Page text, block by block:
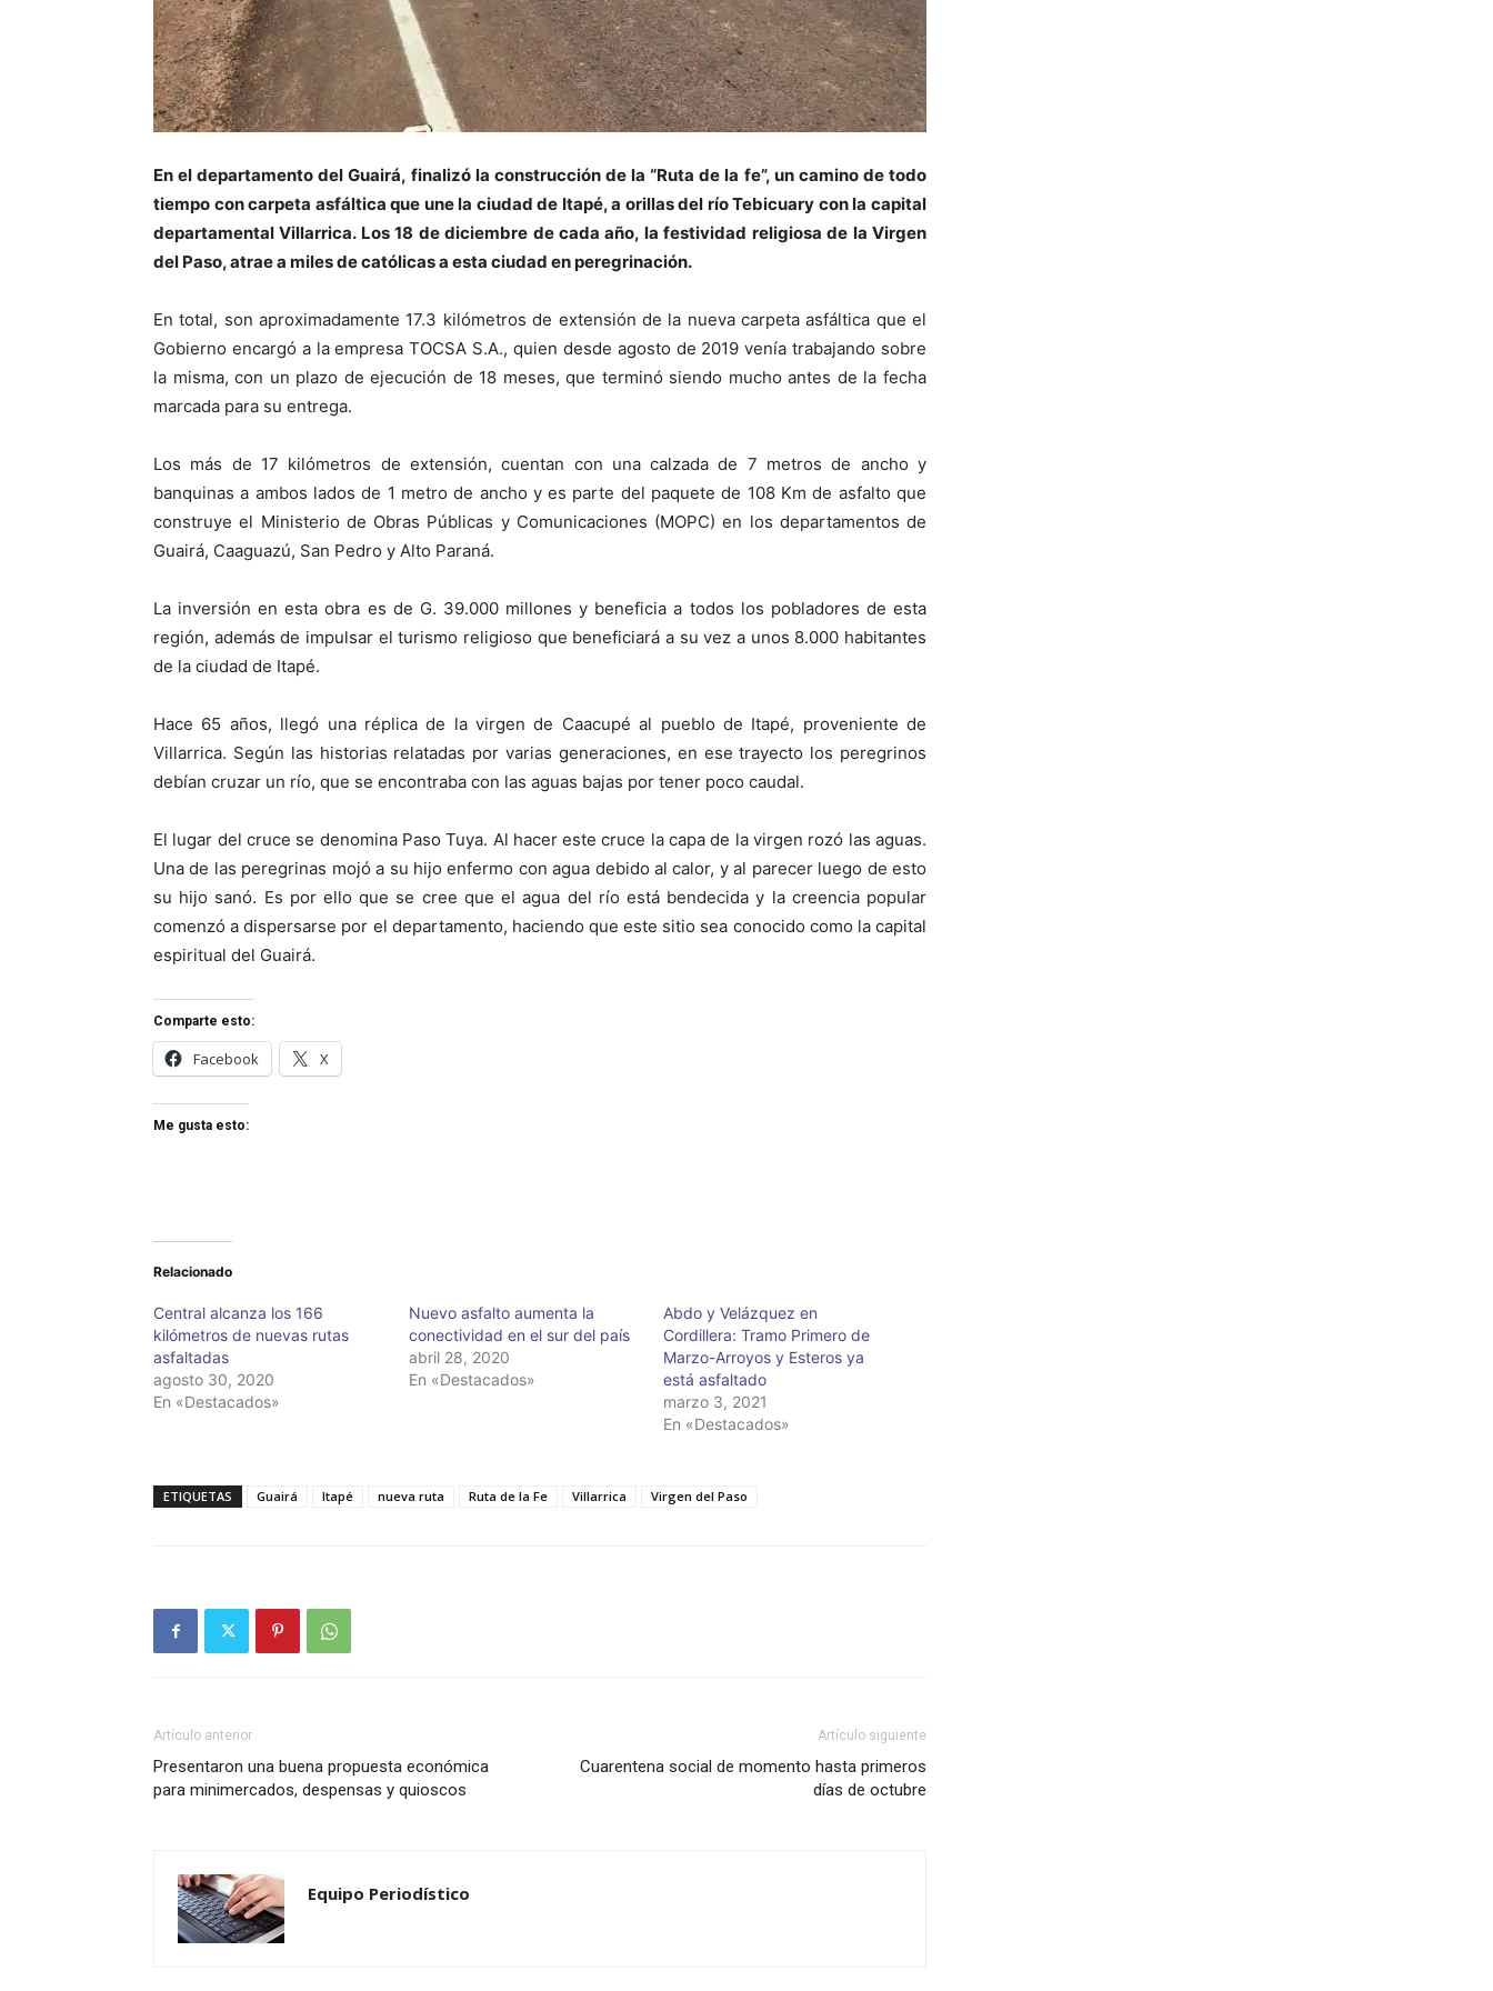
En el departamento del Guairá, finalizó la construcción de la “Ruta de la fe”, un camino de todo
tiempo con carpeta asfáltica que une la ciudad de Itapé, a orillas del río Tebicuary con la capital
departamental Villarrica. Los 18 de diciembre de cada año, la festividad religiosa de la Virgen
del Paso, atrae a miles de católicas a esta ciudad en peregrinación.
En total, son aproximadamente 17.3 kilómetros de extensión de la nueva carpeta asfáltica que el
Gobierno encargó a la empresa TOCSA S.A., quien desde agosto de 2019 venía trabajando sobre
la misma, con un plazo de ejecución de 18 meses, que terminó siendo mucho antes de la fecha
marcada para su entrega.
Los más de 17 kilómetros de extensión, cuentan con una calzada de 7 metros de ancho y
banquinas a ambos lados de 1 metro de ancho y es parte del paquete de 108 Km de asfalto que
construye el Ministerio de Obras Públicas y Comunicaciones (MOPC) en los departamentos de
Guairá, Caaguazú, San Pedro y Alto Paraná.
La inversión en esta obra es de G. 39.000 millones y beneficia a todos los pobladores de esta
región, además de impulsar el turismo religioso que beneficiará a su vez a unos 8.000 habitantes
de la ciudad de Itapé.
Hace 65 años, llegó una réplica de la virgen de Caacupé al pueblo de Itapé, proveniente de
Villarrica. Según las historias relatadas por varias generaciones, en ese trayecto los peregrinos
debían cruzar un río, que se encontraba con las aguas bajas por tener poco caudal.
El lugar del cruce se denomina Paso Tuya. Al hacer este cruce la capa de la virgen rozó las aguas.
Una de las peregrinas mojó a su hijo enfermo con agua debido al calor, y al parecer luego de esto
su hijo sanó. Es por ello que se cree que el agua del río está bendecida y la creencia popular
comenzó a dispersarse por el departamento, haciendo que este sitio sea conocido como la capital
espiritual del Guairá.
Comparte esto:
Facebook X
Me gusta esto:
Relacionado
Central alcanza los 166
kilómetros de nuevas rutas
asfaltadas
agosto 30, 2020
En «Destacados»
Nuevo asfalto aumenta la
conectividad en el sur del país
abril 28, 2020
En «Destacados»
Abdo y Velázquez en
Cordillera: Tramo Primero de
Marzo-Arroyos y Esteros ya
está asfaltado
marzo 3, 2021
En «Destacados»
ETIQUETAS Guairá Itapé nueva ruta Ruta de la Fe Villarrica Virgen del Paso
Artículo anterior
Presentaron una buena propuesta económica
para minimercados, despensas y quioscos
Artículo siguiente
Cuarentena social de momento hasta primeros
días de octubre
Equipo Periodístico